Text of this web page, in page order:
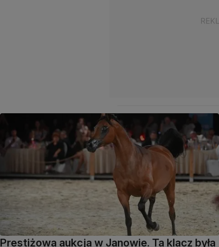
Prestiżowa aukcja w Janowie. Ta klacz była